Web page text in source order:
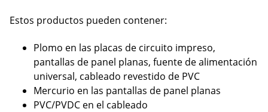
Estos productos pueden contener:
Plomo en las placas de circuito impreso,
pantallas de panel planas, fuente de alimentación
universal, cableado revestido de PVC
Mercurio en las pantallas de panel planas
PVC/PVDC en el cableado